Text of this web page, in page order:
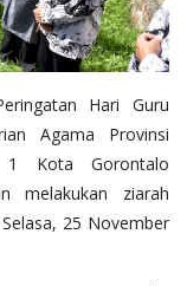
Hari Guru
Agama Provinsi
1 Kota Gorontalo
melakukan ziarah
25 November